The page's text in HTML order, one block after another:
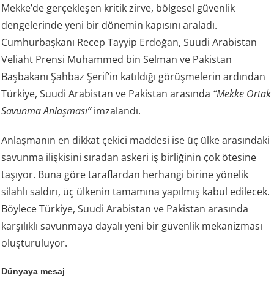
Mekke’de gerçekleşen kritik zirve, bölgesel güvenlik
dengelerinde yeni bir dönemin kapısını araladı.
Cumhurbaşkanı Recep Tayyip Erdoğan, Suudi Arabistan
Veliaht Prensi Muhammed bin Selman ve Pakistan
Başbakanı Şahbaz Şerif’in katıldığı görüşmelerin ardından
Türkiye, Suudi Arabistan ve Pakistan arasında “Mekke Ortak
Savunma Anlaşması”imzalandı.
Anlaşmanın en dikkat çekici maddesi ise üç ülke arasındaki
savunma ilişkisini sıradan askeri iş birliğinin çok ötesine
taşıyor. Buna göre taraflardan herhangi birine yönelik
silahlı saldırı, üç ülkenin tamamına yapılmış kabul edilecek.
Böylece Türkiye, Suudi Arabistan ve Pakistan arasında
karşılıklı savunmaya dayalı yeni bir güvenlik mekanizması
oluşturuluyor.
Dünyaya mesaj